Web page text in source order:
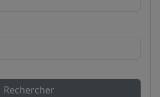
Rechercher